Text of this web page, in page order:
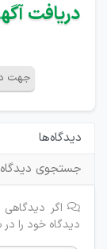
دریافت
جهت
دیدگاه‌ها
جستجوی دیدگاه
اگر دیدگاهی
دیدگاه خود را